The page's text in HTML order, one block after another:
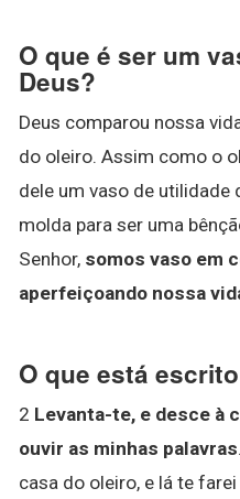
O que é ser um
Deus?
Deus comparou nossa
do oleiro. Assim como o
dele um vaso de utilidade
molda para ser uma
Senhor, somos vaso em
aperfeiçoando nossa
O que está
2 Levanta-te, e desce à
ouvir as minhas palavras
casa do oleiro, e lá te